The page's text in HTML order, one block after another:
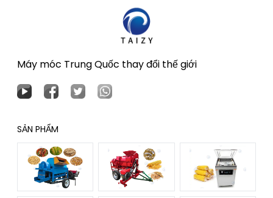
Máy móc Trung Quốc thay đổi thế giới
SẢN PHẨM